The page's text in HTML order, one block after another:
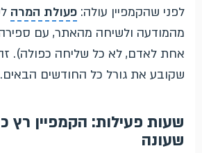
לפני שהקמפיין עולה: פעולת המרה
מהמודעה ולשיחה מהאתר, עם ספירה
אחת לאדם, לא כל שליחה כפולה).
שקובע את גורל כל החודשים הבאים.
שעות פעילות: הקמפיין רץ
שעונה